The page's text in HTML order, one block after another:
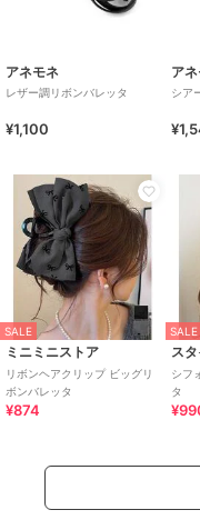
アネモネ
レザー調リボンバレッタ
¥1,100
ア
シア
SALE
ミニミニストア
リボンヘアクリップ ビッグリ
ボンバレッタ
¥874
SALE
ス
シフ
タ